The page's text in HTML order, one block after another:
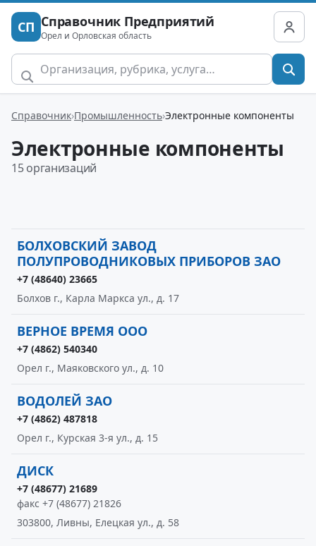
СП Справочник Предприятий
Орел и Орловская область
Справочник Промышленность Электронные компоненты
Электронные компоненты
15 организаций
БОЛХОВСКИЙ ЗАВОД
ПОЛУПРОВОДНИКОВЫХ ПРИБОРОВ ЗАО
+7 (48640) 23665
Болхов г., Карла Маркса ул., д. 17
ВЕРНОЕ ВРЕМЯ ООО
+7 (4862) 540340
Орел г., Маяковского ул., д. 10
ВОДОЛЕЙ ЗАО
+7 (4862) 487818
Орел г., Курская 3-я ул., д. 15
ДИСК
+7 (48677) 21689
факс +7 (48677) 21826
303800, Ливны, Елецкая ул., д. 58